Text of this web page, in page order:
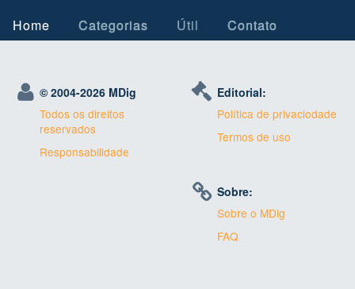
Home Categorias Útil Contato
© 2004-2026 MDig
Todos os direitos
reservados
Responsabilidade
Editorial:
Política de privaciodade
Termos de uso
Sobre:
Sobre o MDig
FAQ